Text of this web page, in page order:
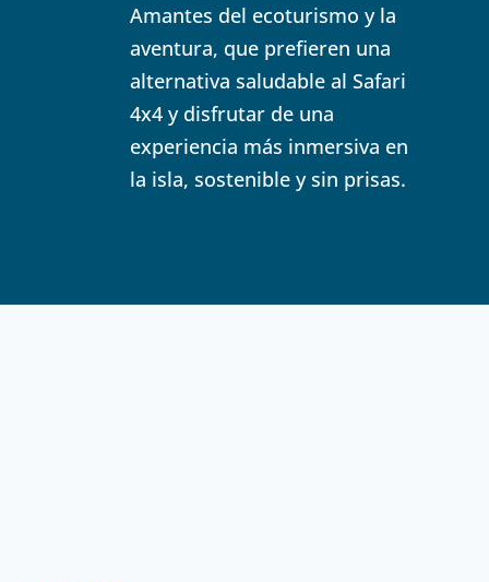
Amantes del ecoturismo y la
aventura, que prefieren una
alternativa saludable al Safari
4x4 y disfrutar de una
experiencia más inmersiva en
la isla, sostenible y sin prisas.